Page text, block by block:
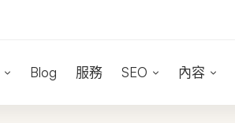
Blog 服務 SEO 內容